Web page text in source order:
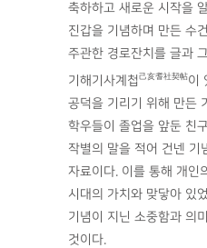
축하하고 새로운 시작을
진갑을 기념하며 만든 수
주관한 경로잔치를 글과
기해기사계첩 己亥耆社契帖이
공덕을 기리기 위해 만든
학우들이 졸업을 앞둔 친
작별의 말을 적어 건넨 기
자료이다. 이를 통해 개인
시대의 가치와 맞닿아 있
기념이 지닌 소중함과 의
것이다.